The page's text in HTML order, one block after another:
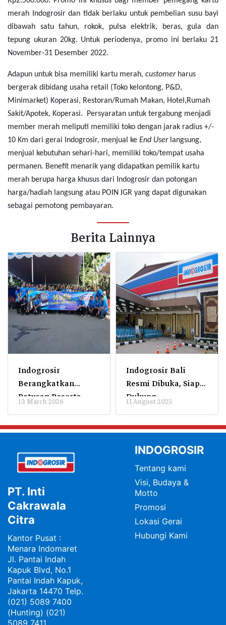
merah Indogrosir dan tidak berlaku untuk pembelian susu bayi
dibawah satu tahun, rokok, pulsa elektrik, beras, gula dan
tepung ukuran 20kg. Untuk periodenya, promo ini berlaku 21
November-31 Desember 2022.
Adapun untuk bisa memiliki kartu merah, customer harus
bergerak dibidang usaha retail (Toko kelontong, P&D,
Minimarket) Koperasi, Restoran/Rumah Makan, Hotel,Rumah
Sakit/Apotek, Koperasi. Persyaratan untuk tergabung menjadi
member merah meliputi memiliki toko dengan jarak radius +/-
10 Km dari gerai Indogrosir, menjual ke End Userlangsung,
menjual kebutuhan sehari-hari, memiliki toko/tempat usaha
permanen. Benefit menarik yang didapatkan pemilik kartu
merah berupa harga khusus dari Indogrosir dan potongan
harga/hadiah langsung atau POIN IGR yang dapat digunakan
sebagai pemotong pembayaran.
Berita Lainnya
Indogrosir
Berangkatkan
Ratusan Peserta
Mudik Bareng
Indogrosir 2026
13 March 2026
Indogrosir Bali
Resmi Dibuka, Siap
Dukung
Pertumbuhan UMKM
Lokal
11 August 2025
PT. Inti
Cakrawala
Citra
Kantor Pusat :
Menara Indomaret
Jl. Pantai Indah
Kapuk Blvd, No.1
Pantai Indah Kapuk,
Jakarta 14470 Telp.
(021) 5089 7400
(Hunting) (021)
INDOGROSIR
Tentang kami
Visi, Budaya &
Motto
Promosi
Lokasi Gerai
Hubungi Kami